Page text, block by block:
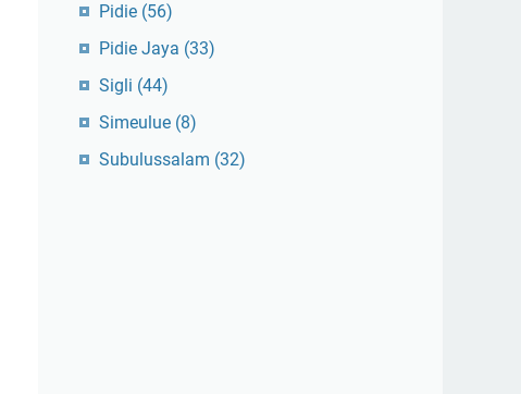
Pidie (56)
Pidie Jaya (33)
Sigli (44)
Simeulue (8)
Subulussalam (32)